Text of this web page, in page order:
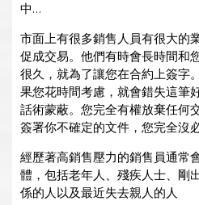
中…
市面上有很多銷售人員有很大的
促成交易。他們有時會長時間和
很久，就為了讓您在合約上簽字
果您花時間考慮，就會錯失這筆
話術蒙蔽。您完全有權放棄任何
簽署你不確定的文件，您完全沒
經歷著高銷售壓力的銷售員通常
體，包括老年人、殘疾人士、剛
係的人以及最近失去親人的人